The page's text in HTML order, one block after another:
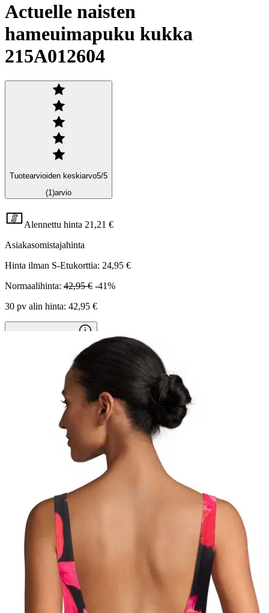
Actuelle naisten
hameuimapuku kukka
215A012604
Tuotearvioiden keskiarvo5/5
(1)arvio
Alennettu hinta 21,21 €
Asiakasomistajahinta
Hinta ilman S-Etukorttia: 24,95 €
Normaalihinta: 42,95 € -41%
30 pv alin hinta: 42,95 €
Allover Print
Allover Print
Loppu varastosta
MLoppu varastosta
Loppu varastosta
Loppu varastosta
Valitse toimitustapa